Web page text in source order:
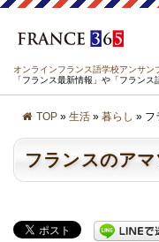
オンラインフランス語学校アンサン
「フランス最新情報」や「フラン
TOP » 生活 » 暮らし » フ
フランスのア